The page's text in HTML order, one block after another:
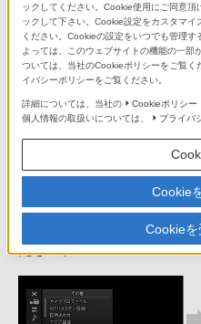
機器ファームウェ
XDCAMメモリーカム
機器アップデートファ
1.対象製品の判別方法（ソ
[MENU] → [その他] → [バー
バージョンが “Ver.1.00” と
ださい。
ックしてください。Cookie使用にご同意
ックして下さい。Cookie設定をカスタマ
ください。Cookieの設定をいつでも管理
よっては、このウェブサイトの機能の一部
ついては、当社のCookieポリシーをご覧く
イバシーポリシーをご覧ください。
詳細については、当社の Cookieポリシー
個人情報の取扱いについては、
プライバ
Cookie
Cookieを